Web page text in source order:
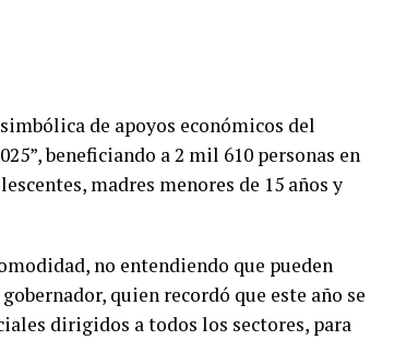
de apoyos económicos del
beneficiando a 2 mil 610 personas en
madres menores de 15 años y
no entendiendo que pueden
quien recordó que este año se
dirigidos a todos los sectores, para